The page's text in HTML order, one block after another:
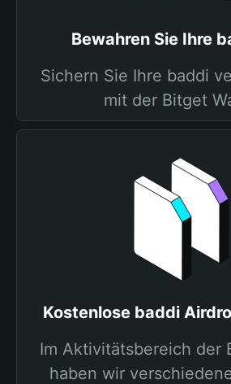
Bewahren Sie Ihre
Sichern Sie Ihre baddi
mit der Bitget
Kostenlose baddi
Im Aktivitätsbereich der
haben wir